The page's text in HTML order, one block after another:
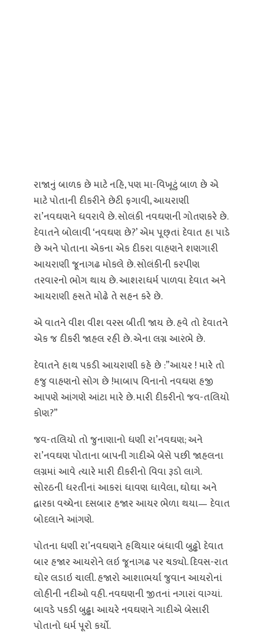
રાજાનું બાળક છે માટે નહિ, પણ મા-વિખૂટું બાળ છે એ
માટે પોતાની દીકરીને છેટી ફગાવી, આયરાણી
રા’નવઘણને ધવરાવે છે. સોલંકી નવઘણની ગોતણકરે છે.
દેવાતને બોલાવી ‘નવઘણ છે?’ એમ પૂછ્તાં દેવાત હા પાડે
છે અને પોતાના એકના એક દીકરા વાહણને શણગારી
આયરાણી જૂનાગઢ મોકલે છે. સોલંકીની કરપીણ
તરવારનો ભોગ થાય છે. આશરાધર્મ પાળવા દેવાત અને
આયરાણી હસતે મોઢે તે સહન કરે છે.
એ વાતને વીશ વીશ વરસ બીતી જાય છે. હવે તો દેવાતને
એક જ દીકરી જાહલ રહી છે. એના લગ્ન આરંભે છે.
દેવાતને હાથ પકડી આયરાણી કહે છે :”આયર ! મારે તો
હજુ વાહણનો સોગ છે !માબાપ વિનાનો નવઘણ હજી
આપણે આંગણે આંટા મારે છે. મારી દીકરીનો જવ-તલિયો
કોણ?”
જવ-તલિયો તો જુનાણાનો ધણી રા’નવઘણ; અને
રા’નવઘણ પોતાના બાપની ગાદીએ બેસે પછી જાહલના
લગ્નમાં આવે ત્યારે મારી દીકરીનો વિવા રૂડો લાગે.
સોરઠની ધરતીનાં આકરાં ધાવણ ધાવેલા, ઘોઘા અને
દ્વારકા વચ્ચેના દસબાર હજાર આયર ભેળા થયા— દેવાત
બોદલાને આંગણે.
પોતના ધણી રા’નવઘણને હથિયાર બંધાવી બુઢ્ઢો દેવાત
બાર હજાર આયરોને લઇ જૂનાગઢ પર ચડ્યો. દિવસ-રાત
ઘોર લડાઇ ચાલી. હજારો આશાભર્યા જુવાન આયરોનાં
લોહીની નદીઓ વહી. નવઘણની જીતનાં નગારાં વાગ્યાં.
બાવડે પકડી બુઢ્ઢા આયરે નવઘણને ગાદીએ બેસારી
પોતાનો ધર્મ પૂરો કર્યો.